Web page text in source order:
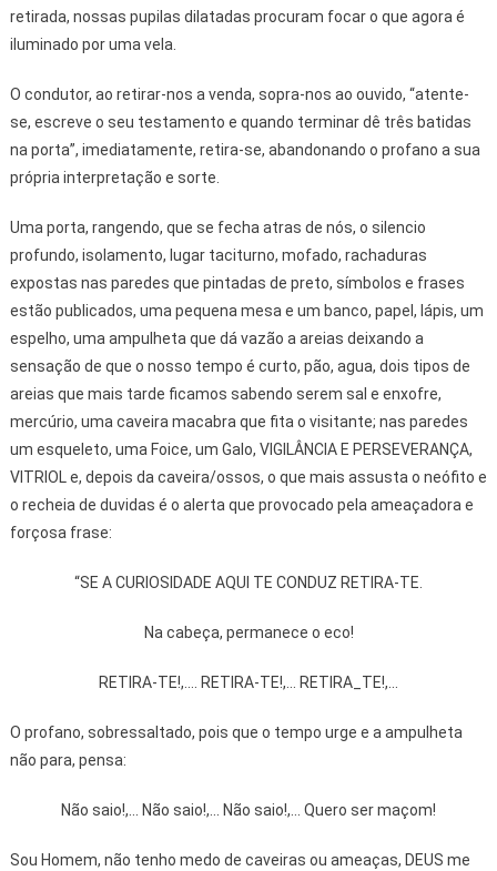
retirada, nossas pupilas dilatadas procuram focar o que agora é
iluminado por uma vela.
O condutor, ao retirar-nos a venda, sopra-nos ao ouvido, “atente-
se, escreve o seu testamento e quando terminar dê três batidas
na porta”, imediatamente, retira-se, abandonando o profano a sua
própria interpretação e sorte.
Uma porta, rangendo, que se fecha atras de nós, o silencio
profundo, isolamento, lugar taciturno, mofado, rachaduras
expostas nas paredes que pintadas de preto, símbolos e frases
estão publicados, uma pequena mesa e um banco, papel, lápis, um
espelho, uma ampulheta que dá vazão a areias deixando a
sensação de que o nosso tempo é curto, pão, agua, dois tipos de
areias que mais tarde ficamos sabendo serem sal e enxofre,
mercúrio, uma caveira macabra que fita o visitante; nas paredes
um esqueleto, uma Foice, um Galo, VIGILÂNCIA E PERSEVERANÇA,
VITRIOL e, depois da caveira/ossos, o que mais assusta o neófito e
o recheia de duvidas é o alerta que provocado pela ameaçadora e
forçosa frase:
“SE A CURIOSIDADE AQUI TE CONDUZ RETIRA-TE.
Na cabeça, permanece o eco!
RETIRA-TE!,.... RETIRA-TE!,... RETIRA_TE!,...
O profano, sobressaltado, pois que o tempo urge e a ampulheta
não para, pensa:
Não saio!,... Não saio!,... Não saio!,... Quero ser maçom!
Sou Homem, não tenho medo de caveiras ou ameaças, DEUS me